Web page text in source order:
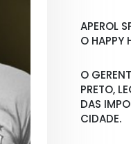
APEROL
O HAPPY
O
PRETO,
DAS
CIDADE.